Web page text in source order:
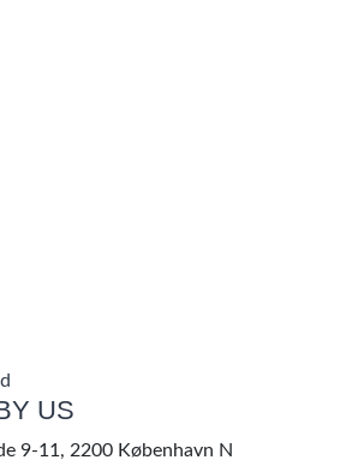
US
9-11, 2200 København N